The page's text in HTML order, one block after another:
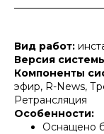
Вид работ:
Версия
Компоненты
эфир, R-News,
Ретрансляция
Особенности:
Оснащено